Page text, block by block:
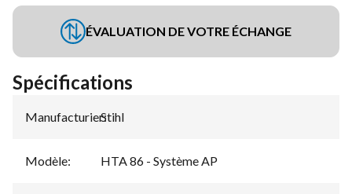
ÉVALUATION DE VOTRE ÉCHANGE
Spécifications
Manufacturier:
Stihl
Modèle: HTA 86 - Système AP